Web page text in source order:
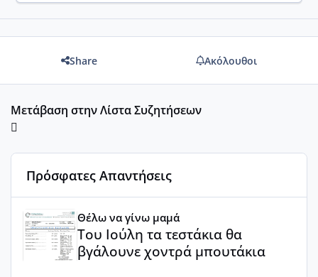
Share Ακόλουθοι
Μετάβαση στην Λίστα Συζητήσεων
Πρόσφατες Απαντήσεις
Θέλω να γίνω μαμά
Του Ιούλη τα τεστάκια θα
βγάλουνε χοντρά μπουτάκια